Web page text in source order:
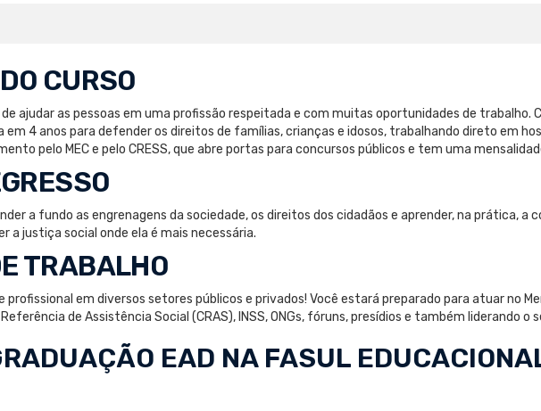
CURSO
ajudar as pessoas em uma profissão respeitada e com muitas oportunidades de trabalho.
4 anos para defender os direitos de famílias, crianças e idosos, trabalhando direto em
pelo MEC e pelo CRESS, que abre portas para concursos públicos e tem uma
a fundo as engrenagens da sociedade, os direitos dos cidadãos e aprender, na prática,
a justiça social onde ela é mais necessária.
TRABALHO
profissional em diversos setores públicos e privados! Você estará preparado para atuar no
de Assistência Social (CRAS), INSS, ONGs, fóruns, presídios e também liderando o
EAD NA FASUL